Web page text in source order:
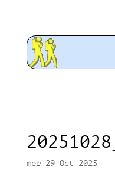
mer 29 Oct 2025